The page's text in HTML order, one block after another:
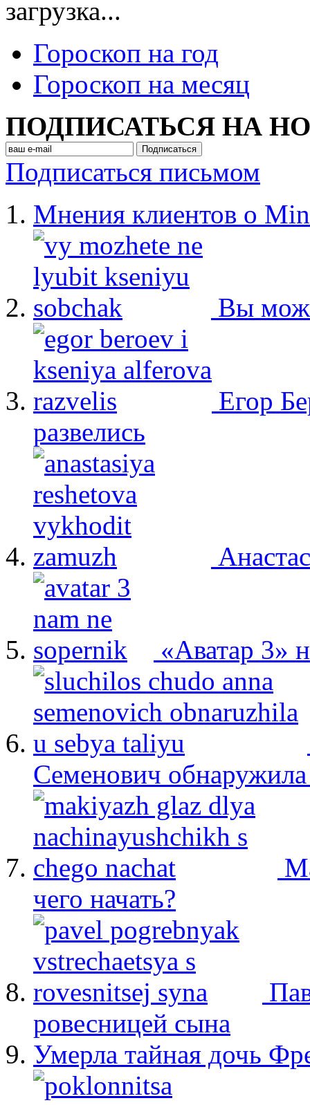
загрузка...
Гороскоп на год
Гороскоп на месяц
ПОДПИСАТЬСЯ НА
Подписаться письмом
Мнения клиентов о
Вы
Егор
развелись
«Аватар 3»
Семенович
чего начать?
ровесницей сына
Умерла тайная дочь